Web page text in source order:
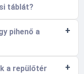
táblát?
pihenő a
a repülőtér